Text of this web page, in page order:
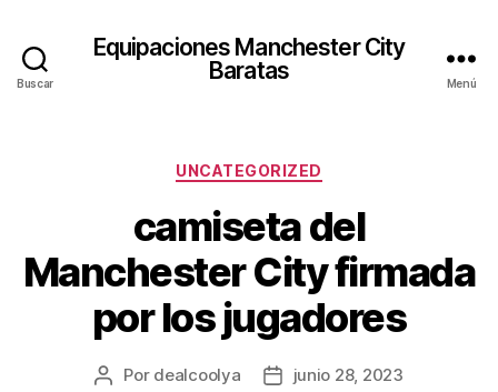
Buscar
Equipaciones Manchester City
Baratas
Menú
Categorías
UNCATEGORIZED
camiseta del
Manchester City firmada
por los jugadores
Autor
Por dealcoolya
Fechajunio 28, 2023